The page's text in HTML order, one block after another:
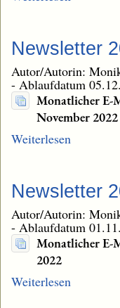
Newsletter
Autor/Autorin:
- Ablaufdatum
Monatlicher E-
November 2022
Weiterlesen
Newsletter
Autor/Autorin:
- Ablaufdatum
Monatlicher E-
2022
Weiterlesen